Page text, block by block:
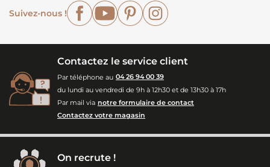
Suivez-nous !
FacebookYouTubePinterest
Contactez le service client
Par téléphone au 04 26 94 00 39
du lundi au vendredi de 9h à 12h30 et de 13h30 à 17h
Par mail via notre formulaire de contact
Contactez votre magasin
On recrute !